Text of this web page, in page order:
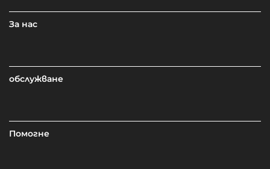
За нас
обслужване
Помогне